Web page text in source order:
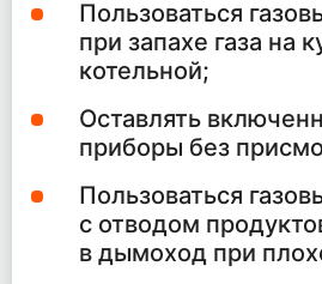
Пользоваться
при запахе газа на
котельной;
Оставлять
приборы без
Пользоваться
с отводом
в дымоход при